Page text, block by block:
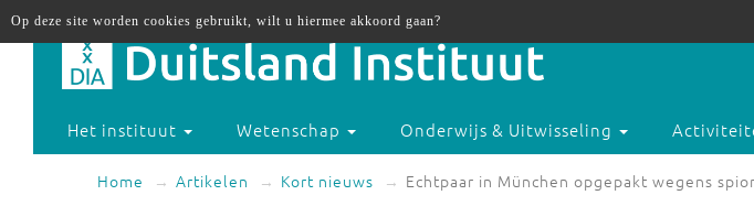
Het instituut Wetenschap Onderwijs & Uitwisseling
Home Artikelen Kort nieuws Echtpaar in München opgepakt wegens
Op deze site worden cookies gebruikt, wilt u hiermee akkoord gaan?